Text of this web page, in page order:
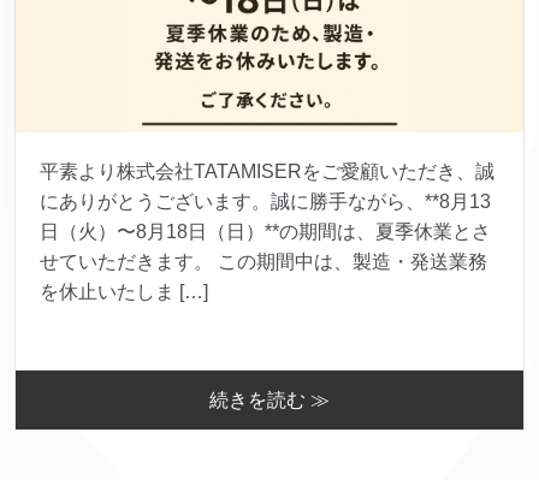
平素より株式会社TATAMISERをご愛顧いただき、誠
にありがとうございます。誠に勝手ながら、**8月13
日（火）〜8月18日（日）**の期間は、夏季休業とさ
せていただきます。 この期間中は、製造・発送業務
を休止いたしま […]
続きを読む ≫